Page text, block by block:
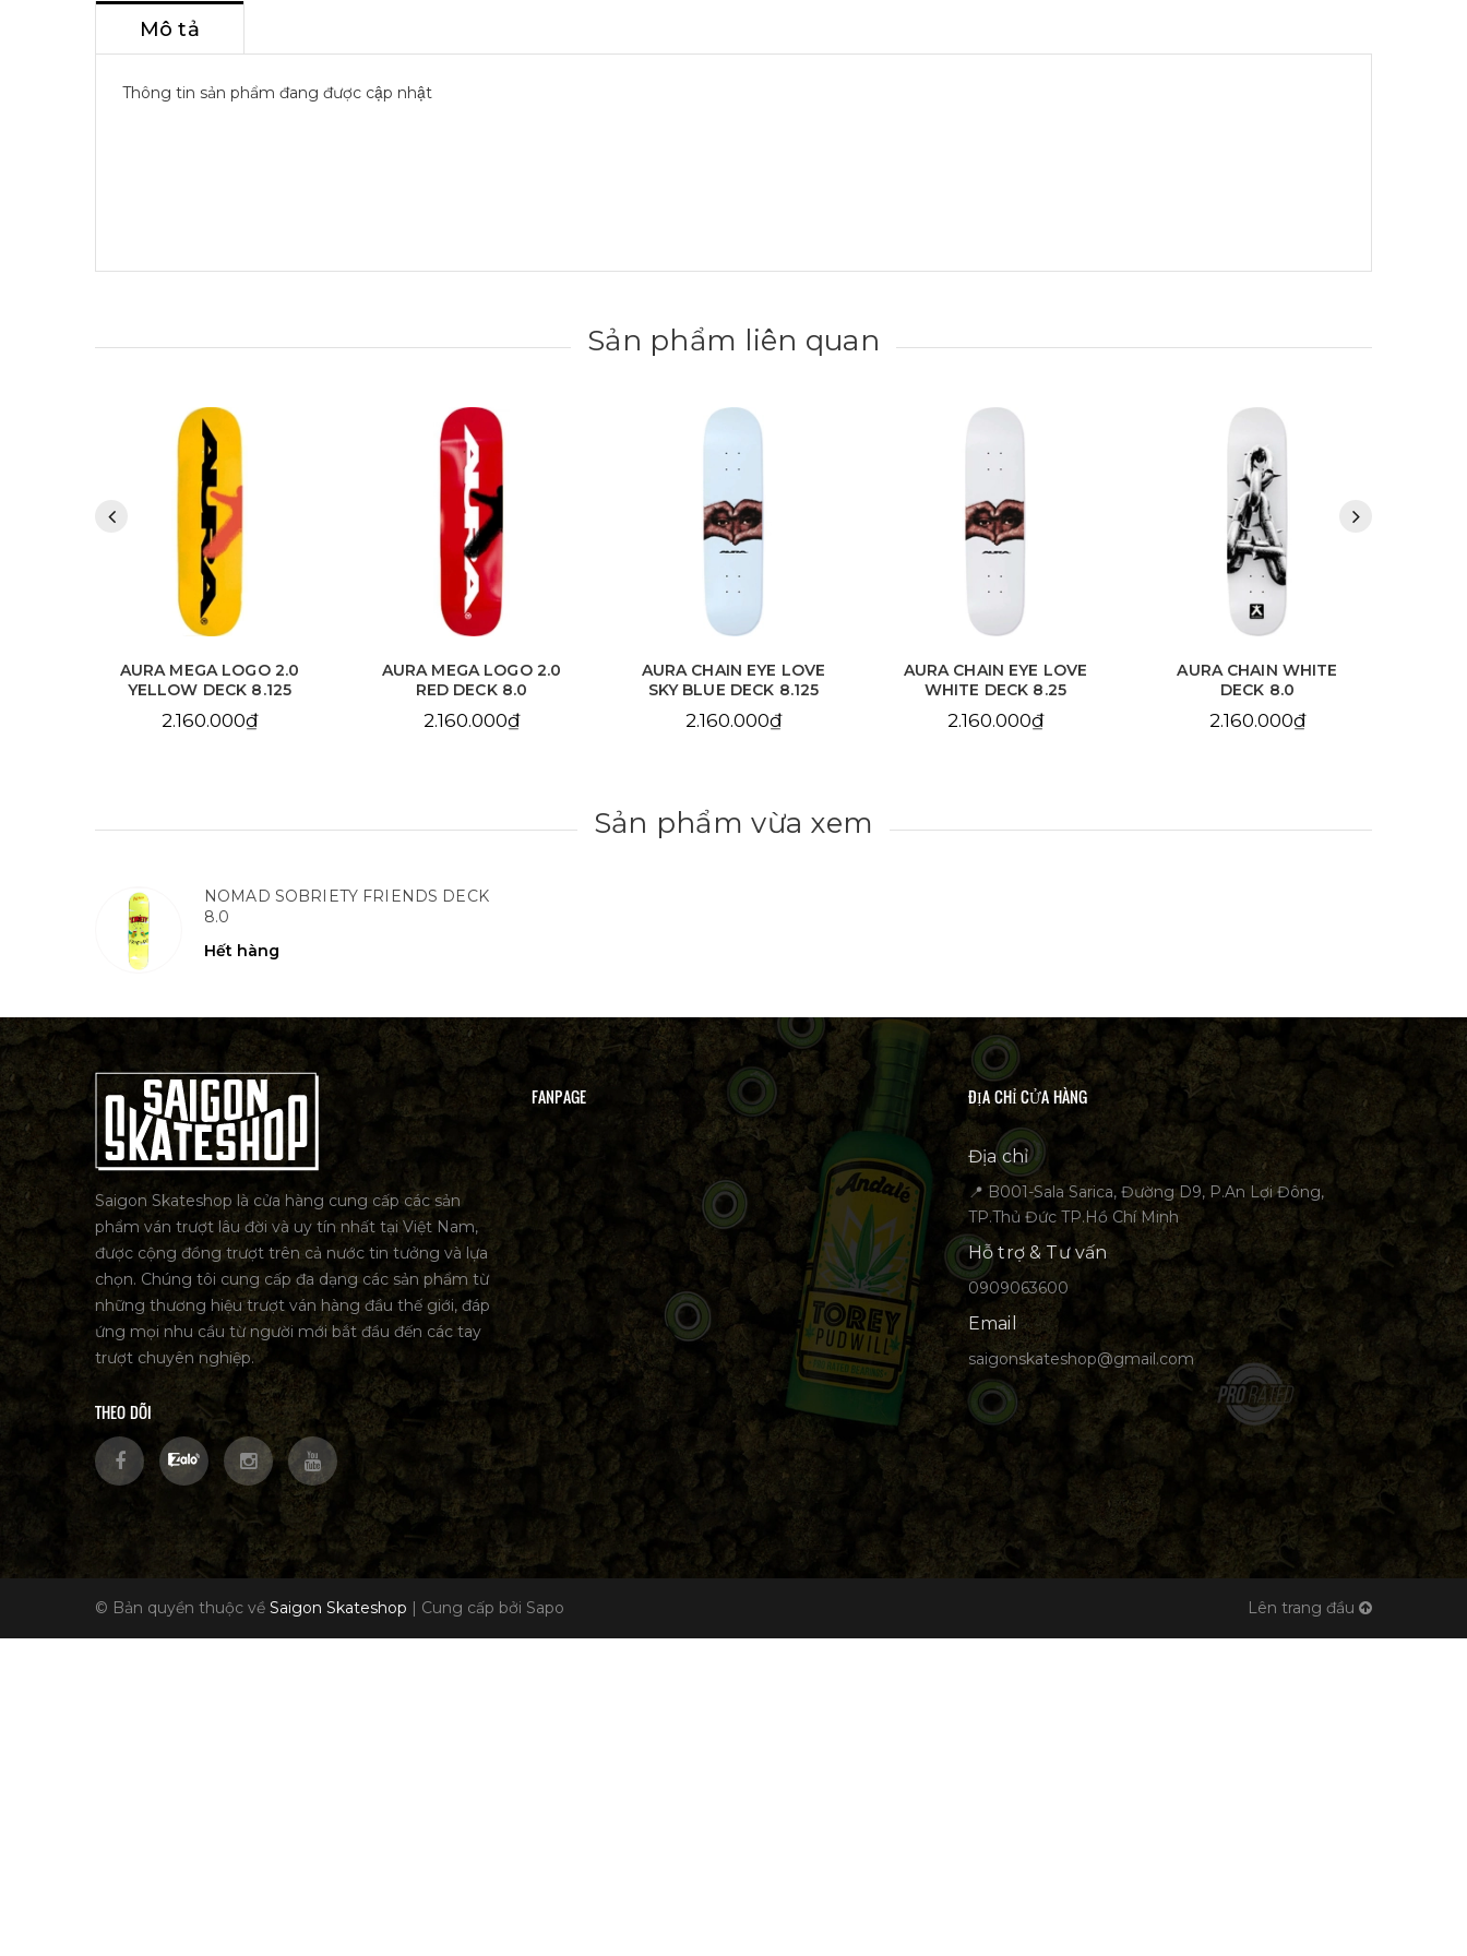
Mô tả
Thông tin sản phẩm đang được cập nhật
Sản phẩm liên quan
AURA MEGA LOGO 2.0
RED DECK 8.0
2.160.000₫
AURA CHAIN EYE LOVE
SKY BLUE DECK 8.125
2.160.000₫
AURA CHAIN EYE LOVE
WHITE DECK 8.25
2.160.000₫
AURA CHAIN WHITE
DECK 8.0
2.160.000₫
AURA CHAIN YELLOW
DECK 8.25
2.160.000₫
Sản phẩm vừa xem
NOMAD SOBRIETY FRIENDS DECK
8.0
Hết hàng
Saigon Skateshop là cửa hàng cung cấp các sản
phẩm ván trượt lâu đời và uy tín nhất tại Việt Nam,
được cộng đồng trượt trên cả nước tin tưởng và lựa
chọn. Chúng tôi cung cấp đa dạng các sản phẩm từ
những thương hiệu trượt ván hàng đầu thế giới, đáp
ứng mọi nhu cầu từ người mới bắt đầu đến các tay
trượt chuyên nghiệp.
THEO DÕI
FANPAGE ĐỊA CHỈ CỬA HÀNG
Địa chỉ
📍 B001-Sala Sarica, Đường D9, P.An Lợi Đông,
TP.Thủ Đức TP.Hồ Chí Minh
Hỗ trợ & Tư vấn
0909063600
Email
saigonskateshop@gmail.com
© Bản quyền thuộc về Saigon Skateshop | Cung cấp bởi Sapo Lên trang đầu